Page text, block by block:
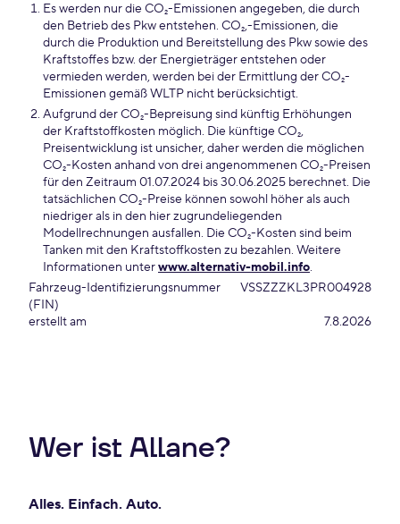
Es werden nur die CO₂-Emissionen angegeben, die durch
den Betrieb des Pkw entstehen. CO₂,-Emissionen, die
durch die Produktion und Bereitstellung des Pkw sowie des
Kraftstoffes bzw. der Energieträger entstehen oder
vermieden werden, werden bei der Ermittlung der CO₂-
Emissionen gemäß WLTP nicht berücksichtigt.
Aufgrund der CO₂-Bepreisung sind künftig Erhöhungen
der Kraftstoffkosten möglich. Die künftige CO₂,
Preisentwicklung ist unsicher, daher werden die möglichen
CO₂-Kosten anhand von drei angenommenen CO₂-Preisen
für den Zeitraum 01.07.2024 bis 30.06.2025 berechnet. Die
tatsächlichen CO₂-Preise können sowohl höher als auch
niedriger als in den hier zugrundeliegenden
Modellrechnungen ausfallen. Die CO₂-Kosten sind beim
Tanken mit den Kraftstoffkosten zu bezahlen. Weitere
Informationen unterwww.alternativ-mobil.info.
Fahrzeug-Identifizierungsnummer
(FIN)
VSSZZZKL3PR004928
erstellt am 7.8.2026
Wer ist Allane?
Alles. Einfach. Auto.